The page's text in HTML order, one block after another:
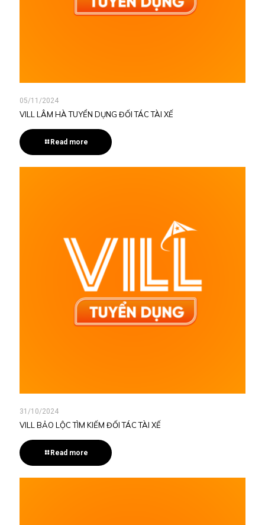
05/11/2024
VILL LÂM HÀ TUYỂN DỤNG ĐỐI TÁC TÀI XẾ
Read more
31/10/2024
VILL BẢO LỘC TÌM KIẾM ĐỐI TÁC TÀI XẾ
Read more